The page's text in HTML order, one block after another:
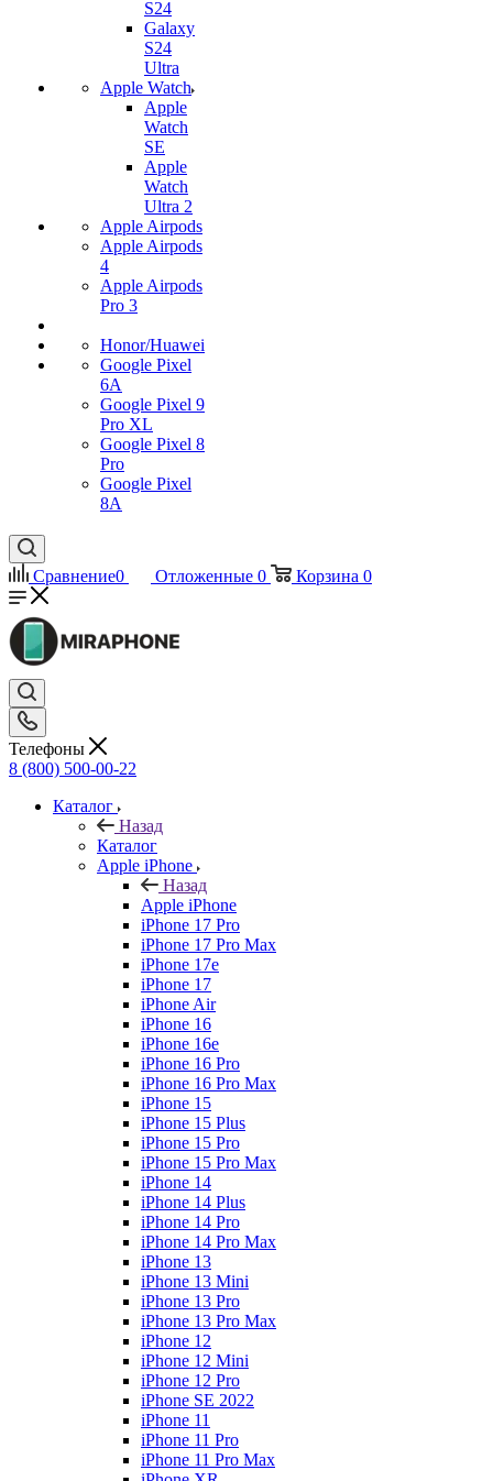
S24
Galaxy
S24
Ultra
Apple Watch
Apple
Watch
SE
Apple
Watch
Ultra 2
Apple Airpods
Apple Airpods
4
Apple Airpods
Pro 3
Honor/Huawei
Google Pixel
6A
Google Pixel 9
Pro XL
Google Pixel 8
Pro
Google Pixel
8A
Сравнение0 Отложенные 0 Корзина 0
Телефоны
8 (800) 500-00-22
Каталог
Назад
Каталог
Apple iPhone
Назад
Apple iPhone
iPhone 17 Pro
iPhone 17 Pro Max
iPhone 17e
iPhone 17
iPhone Air
iPhone 16
iPhone 16e
iPhone 16 Pro
iPhone 16 Pro Max
iPhone 15
iPhone 15 Plus
iPhone 15 Pro
iPhone 15 Pro Max
iPhone 14
iPhone 14 Plus
iPhone 14 Pro
iPhone 14 Pro Max
iPhone 13
iPhone 13 Mini
iPhone 13 Pro
iPhone 13 Pro Max
iPhone 12
iPhone 12 Mini
iPhone 12 Pro
iPhone SE 2022
iPhone 11
iPhone 11 Pro
iPhone 11 Pro Max